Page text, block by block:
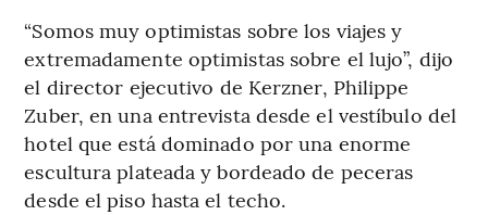
“Somos muy optimistas sobre los viajes y
extremadamente optimistas sobre el lujo”, dijo
el director ejecutivo de Kerzner, Philippe
Zuber, en una entrevista desde el vestíbulo del
hotel que está dominado por una enorme
escultura plateada y bordeado de peceras
desde el piso hasta el techo.